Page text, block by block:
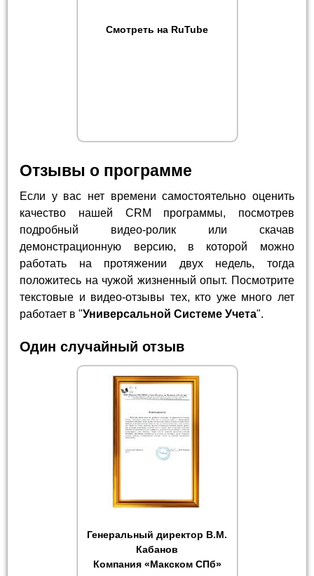
Смотреть на RuTube
Отзывы о программе
Если у вас нет времени самостоятельно оценить
качество нашей CRM программы, посмотрев
подробный видео-ролик или скачав
демонстрационную версию, в которой можно
работать на протяжении двух недель, тогда
положитесь на чужой жизненный опыт. Посмотрите
текстовые и видео-отзывы тех, кто уже много лет
работает в "Универсальной Системе Учета".
Один случайный отзыв
Генеральный директор В.М.
Кабанов
Компания «Макском СПб»